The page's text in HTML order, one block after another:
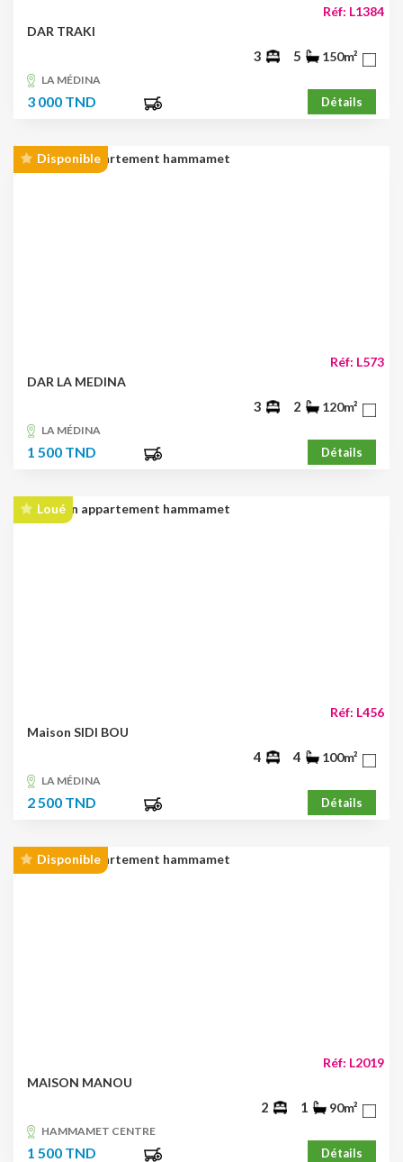
Réf: L1384
DAR TRAKI
3 5 150m²
LA MÉDINA
3 000 TND Détails
Disponible
Réf: L573
DAR LA MEDINA
3 2 120m²
LA MÉDINA
1 500 TND Détails
Loué
Réf: L456
Maison SIDI BOU
4 4 100m²
LA MÉDINA
2 500 TND Détails
Disponible
Réf: L2019
MAISON MANOU
2 1 90m²
HAMMAMET CENTRE
1 500 TND Détails